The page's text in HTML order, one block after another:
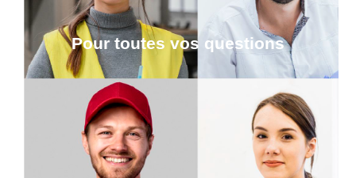
Pour toutes vos questions